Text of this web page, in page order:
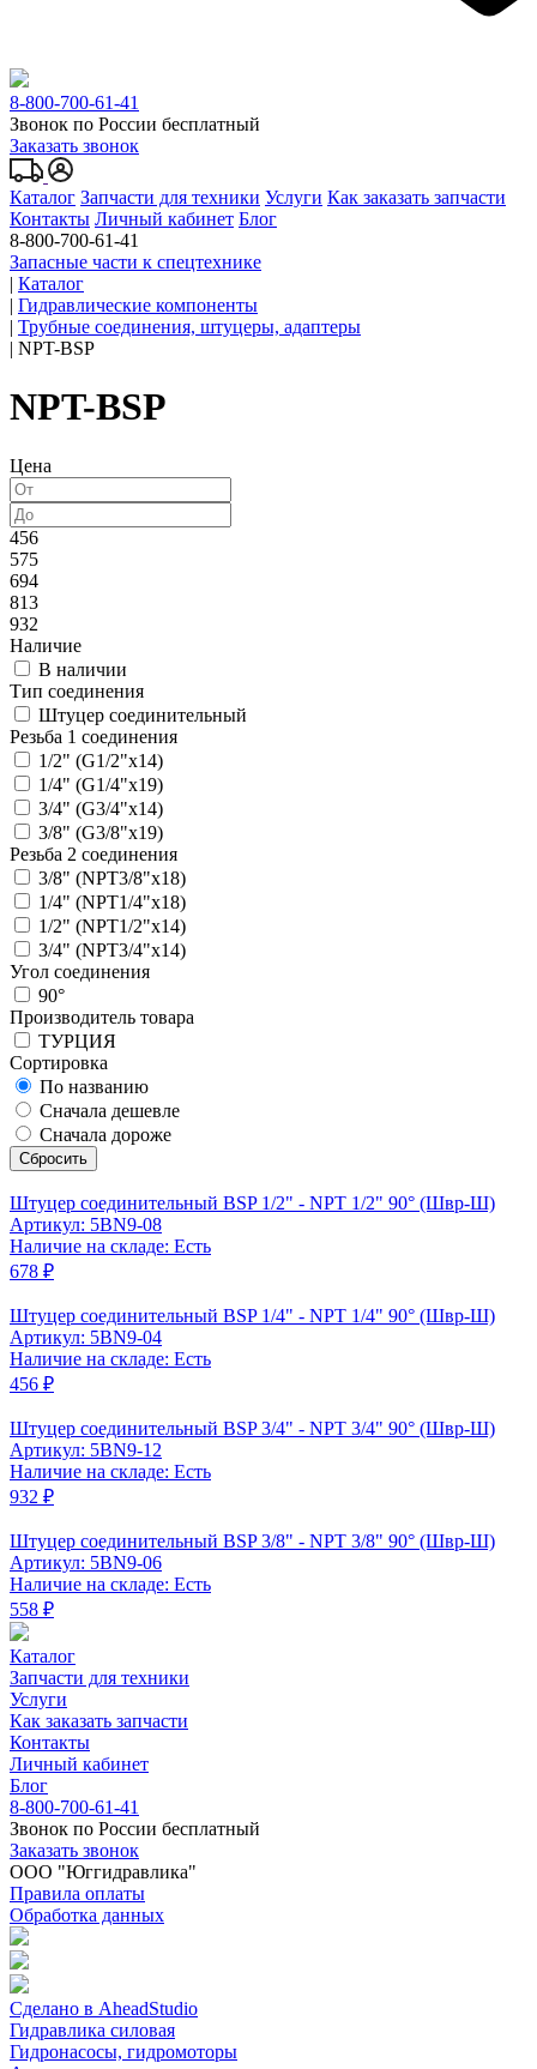
8-800-700-61-41
Звонок по России бесплатный
Заказать звонок
Каталог Запчасти для техники Услуги Как заказать запчасти
Контакты Личный кабинет Блог
8-800-700-61-41
Запасные части к спецтехнике
| Каталог
| Гидравлические компоненты
| Трубные соединения, штуцеры, адаптеры
| NPT-BSP
NPT-BSP
Цена
456
575
694
813
932
Наличие
В наличии
Тип соединения
Штуцер соединительный
Резьба 1 соединения
1/2" (G1/2"x14)
1/4" (G1/4"x19)
3/4" (G3/4"x14)
3/8" (G3/8"x19)
Резьба 2 соединения
3/8" (NPT3/8"x18)
1/4" (NPT1/4"x18)
1/2" (NPT1/2"x14)
3/4" (NPT3/4"x14)
Угол соединения
90°
Производитель товара
ТУРЦИЯ
Сортировка
По названию
Сначала дешевле
Сначала дороже
Сбросить
Штуцер соединительный BSP 1/2" - NPT 1/2" 90° (Швр-Ш)
Артикул: 5BN9-08
Наличие на складе: Есть
678 ₽
Штуцер соединительный BSP 1/4" - NPT 1/4" 90° (Швр-Ш)
Артикул: 5BN9-04
Наличие на складе: Есть
456 ₽
Штуцер соединительный BSP 3/4" - NPT 3/4" 90° (Швр-Ш)
Артикул: 5BN9-12
Наличие на складе: Есть
932 ₽
Штуцер соединительный BSP 3/8" - NPT 3/8" 90° (Швр-Ш)
Артикул: 5BN9-06
Наличие на складе: Есть
558 ₽
Каталог
Запчасти для техники
Услуги
Как заказать запчасти
Контакты
Личный кабинет
Блог
8-800-700-61-41
Звонок по России бесплатный
Заказать звонок
ООО "Юггидравлика"
Правила оплаты
Обработка данных
Сделано в AheadStudio
Гидравлика силовая
Гидронасосы, гидромоторы